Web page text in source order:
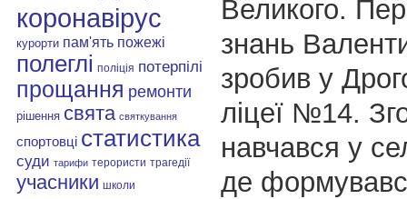
коронавірус
курорти пам'ять пожежі
полеглі поліція потерпілі
прощання ремонти
рішення свята святкування
спортовці статистика
суди тарифи терористи трагедії
учасники школи
Великого.
знань
зробив у
ліцеї №14.
навчався у
де